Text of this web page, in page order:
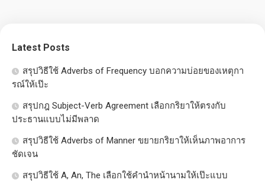
Latest Posts
สรุปวิธีใช้ Adverbs of Frequency บอกความบ่อยของเหตุกา
รณ์ให้เป๊ะ
สรุปกฎ Subject-Verb Agreement เลือกกริยาให้ตรงกับ
ประธานแบบไม่มีพลาด
สรุปวิธีใช้ Adverbs of Manner ขยายกริยาให้เห็นภาพอาการ
ชัดเจน
สรุปวิธีใช้ A, An, The เลือกใช้คำนำหน้านามให้เป๊ะแบบ